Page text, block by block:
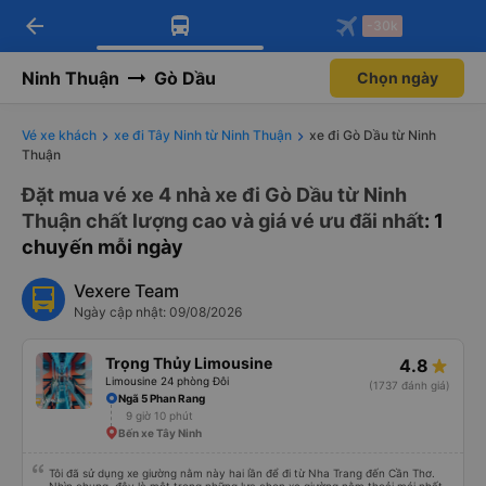
Tải app Vexere ngay!
Nhận ưu đãi thành viên độc
Mở app
Tải app Vexere
-30k/ghế khi đặt vé máy bay qua
Mở app
arrow_back -30k
Ninh Thuận Gò Dầu Chọn ngày
Vé xe khách xe đi Tây Ninh từ Ninh Thuận
xe đi Gò Dầu từ Ninh
Thuận
Đặt mua vé xe 4 nhà xe đi Gò Dầu từ Ninh
Thuận chất lượng cao và giá vé ưu đãi nhất: 1
chuyến mỗi ngày
Vexere Team
Ngày cập nhật: 09/08/2026
Trọng Thủy Limousine
Limousine 24 phòng Đôi
4.8
(1737 đánh giá)
Ngã 5 Phan Rang
9 giờ 10 phút
Bến xe Tây Ninh
Tôi đã sử dụng xe giường nằm này hai lần để đi từ Nha Trang đến Cần Thơ.